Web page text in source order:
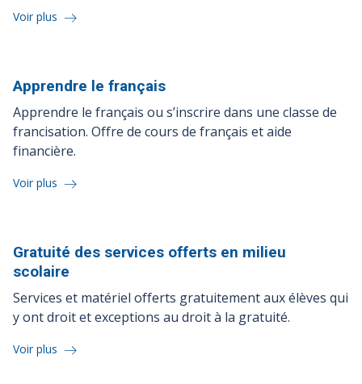
Voir plus
Apprendre le français
Apprendre le français ou s’inscrire dans une classe de
francisation. Offre de cours de français et aide
financière.
Voir plus
Gratuité des services offerts en milieu
scolaire
Services et matériel offerts gratuitement aux élèves qui
y ont droit et exceptions au droit à la gratuité.
Voir plus